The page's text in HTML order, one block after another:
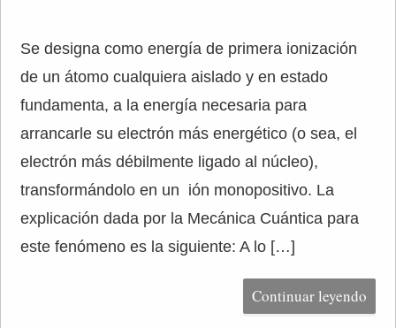
Se designa como energía de primera ionización
de un átomo cualquiera aislado y en estado
fundamenta, a la energía necesaria para
arrancarle su electrón más energético (o sea, el
electrón más débilmente ligado al núcleo),
transformándolo en un ión monopositivo. La
explicación dada por la Mecánica Cuántica para
este fenómeno es la siguiente: A lo […]
Continuar leyendo